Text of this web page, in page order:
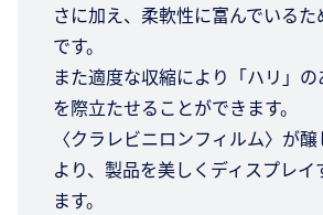
さに加え、柔軟性に富んでいる
です。
また適度な収縮により「ハリ」
を際立たせることができます。
〈クラレビニロンフィルム〉が
より、製品を美しくディスプレイ
ます。